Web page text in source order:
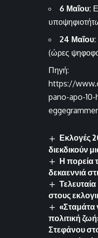
6 Μαΐου:
24 Μαΐου:
(ώρες
Πηγή:
https://
pano-apo-
Εκλογές
διεκδικούν
Η πορεία
δεκαεννιά
στους
«Σταμάτα
πολιτική
Στεφάνου